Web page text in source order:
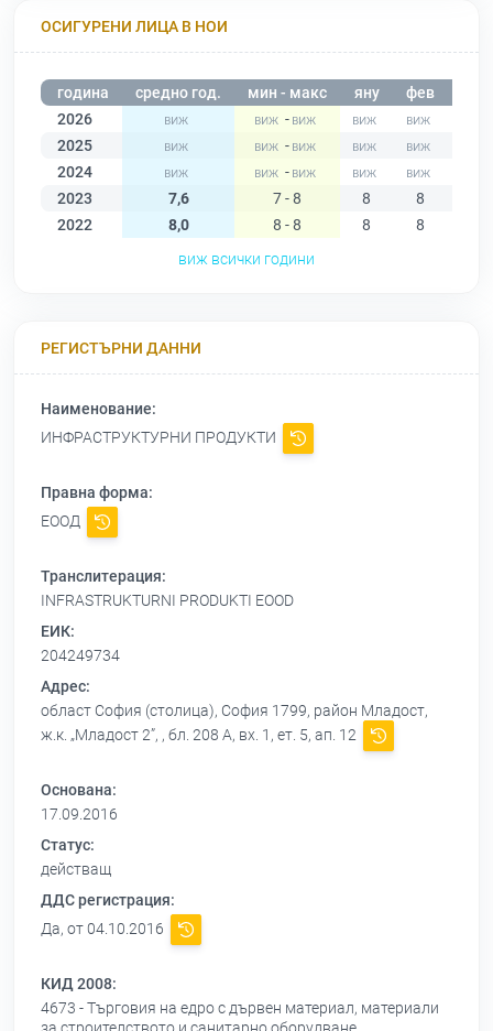
ОСИГУРЕНИ ЛИЦА В НОИ
година средно год. мин - макс яну фев
2026
-
2025
-
2024
-
2023
7,6 7 - 8 8 8
2022
8,0 8 - 8 8 8
виж всички години
РЕГИСТЪРНИ ДАННИ
Наименование:
ИНФРАСТРУКТУРНИ ПРОДУКТИ
Правна форма:
ЕООД
Транслитерация:
INFRASTRUKTURNI PRODUKTI EOOD
ЕИК:
204249734
Адрес:
област София (столица), София 1799, район Младост,
ж.к. „Младост 2”, , бл. 208 А, вх. 1, ет. 5, ап. 12
Основана:
17.09.2016
Статус:
действащ
ДДС регистрация:
Да, от 04.10.2016
КИД 2008:
4673 - Търговия на едро с дървен материал, материали